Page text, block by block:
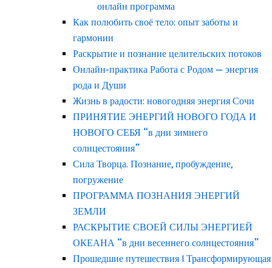
онлайн программа
Как полюбить своё тело: опыт заботы и
гармонии
Раскрытие и познание целительских потоков
Онлайн-практика Работа с Родом — энергия
рода и Души
Жизнь в радости: новогодняя энергия Сочи
ПРИНЯТИЕ ЭНЕРГИЙ НОВОГО ГОДА И
НОВОГО СЕБЯ “в дни зимнего
солнцестояния”
Сила Творца. Познание, пробуждение,
погружение
ПРОГРАММА ПОЗНАНИЯ ЭНЕРГИЙ
ЗЕМЛИ
РАСКРЫТИЕ СВОЕЙ СИЛЫ ЭНЕРГИЕЙ
ОКЕАНА “в дни весеннего солнцестояния”
Прошедшие путешествия | Трансформирующая